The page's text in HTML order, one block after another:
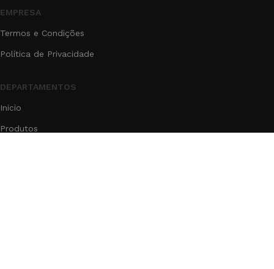
EMPRESA
Termos e Condições
Política de Privacidade
DEPARTAMENTOS
Inicio
Produtos